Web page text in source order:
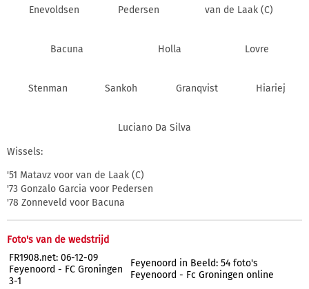
Enevoldsen Pedersen van de Laak (C)
Bacuna Holla Lovre
Stenman Sankoh Granqvist Hiariej
Luciano Da Silva
Wissels:
'51 Matavz voor van de Laak (C)
'73 Gonzalo Garcia voor Pedersen
'78 Zonneveld voor Bacuna
Foto's van de wedstrijd
FR1908.net: 06-12-09
Feyenoord - FC Groningen
3-1
Feyenoord in Beeld: 54 foto's
Feyenoord - Fc Groningen online